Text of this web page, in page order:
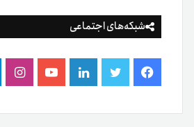
شبکه‌های اجتماعی
فیس
بوک
توییتر لینکدینیوتیوب